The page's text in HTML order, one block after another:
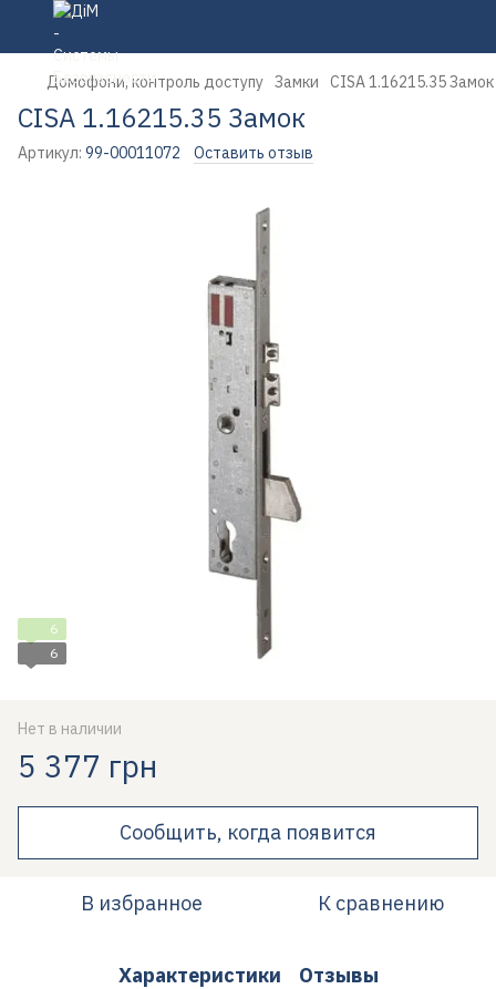
Домофони, контроль доступу Замки CISA 1.16215.35 Замок
CISA 1.16215.35 Замок
Артикул: 99-00011072 Оставить отзыв
6
6
Нет в наличии
5 377 грн
Сообщить, когда появится
В избранное К сравнению
Характеристики Отзывы